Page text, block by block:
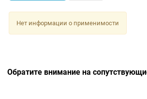
Нет информации о применимости
Обратите внимание на